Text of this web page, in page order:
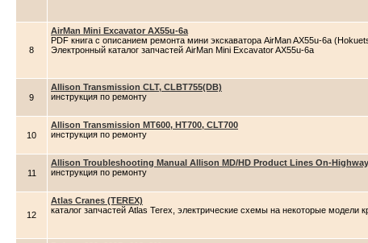
8
AirMan Mini Excavator AX55u-6a
PDF книга с описанием ремонта мини экскаватора AirMan AX55u-6a
Электронный каталог запчастей AirMan Mini Excavator AX55u-6a
9
Allison Transmission CLT, CLBT755(DB)
инструкция по ремонту
10
Allison Transmission MT600, HT700, CLT700
инструкция по ремонту
11
Allison Troubleshooting Manual Allison MD/HD Product Lines On-
инструкция по ремонту
12
Atlas Cranes (TEREX)
каталог запчастей Atlas Terex, электрические схемы на некоторые модели